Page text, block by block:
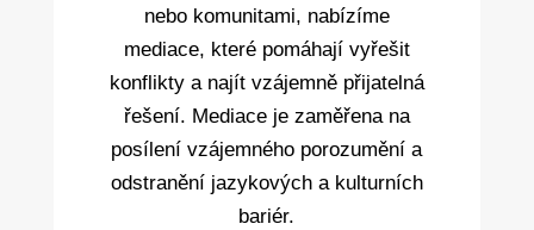
nebo komunitami, nabízíme
mediace, které pomáhají vyřešit
konflikty a najít vzájemně přijatelná
řešení. Mediace je zaměřena na
posílení vzájemného porozumění a
odstranění jazykových a kulturních
bariér.